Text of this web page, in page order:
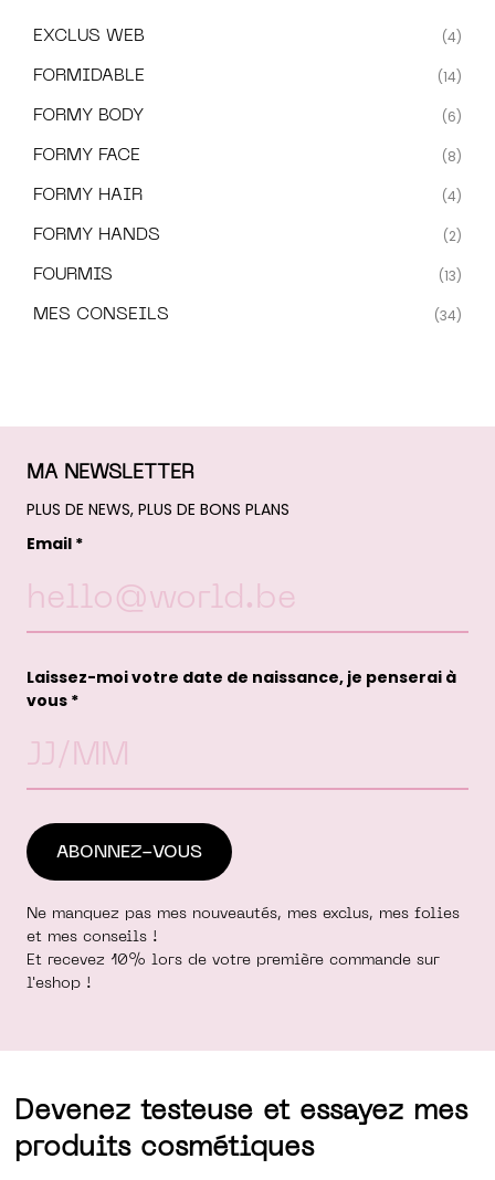
EXCLUS WEB (4)
FORMIDABLE (14)
FORMY BODY (6)
FORMY FACE (8)
FORMY HAIR (4)
FORMY HANDS (2)
FOURMIS (13)
MES CONSEILS (34)
MA NEWSLETTER
PLUS DE NEWS, PLUS DE BONS PLANS
Email *
Laissez-moi votre date de naissance, je penserai à
vous *
Ne manquez pas mes nouveautés, mes exclus, mes folies
et mes conseils !
Et recevez 10% lors de votre première commande sur
l'eshop !
Devenez testeuse et essayez mes
produits cosmétiques